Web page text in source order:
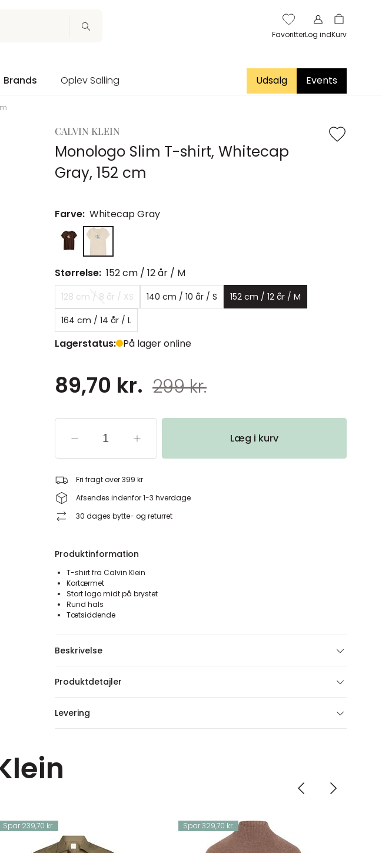
FavoritterLog indKurv
Brands Oplev Salling Udsalg Events
CALVIN KLEIN
Monologo Slim T-shirt, Whitecap
Gray, 152 cm
Farve: Whitecap Gray
Størrelse: 152 cm / 12 år / M
128 cm / 8 år / XS 140 cm / 10 år / S
152 cm / 12 år / M
164 cm / 14 år / L
Lagerstatus: På lager online
89,70 kr. 299 kr.
Læg i kurv
Fri fragt over 399 kr
Afsendes indenfor 1-3 hverdage
30 dages bytte- og returret
Produktinformation
T-shirt fra Calvin Klein
Kortærmet
Stort logo midt på brystet
Rund hals
Tætsiddende
Beskrivelse
Produktdetajler
Levering
Spar 239,70 kr. Spar 329,70 kr.